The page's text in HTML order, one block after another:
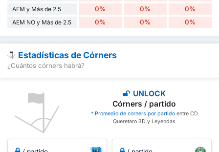
AEM y Más de 2.5 0% 0% 0%
AEM NO y Más de 2.5 0% 0% 0%
Estadísticas de Córners
¿Cuántos córners habrá?
UNLOCK
Córners / partido
* Promedio de corners por partidoentre CD
Queretaro 3D y Leyendas